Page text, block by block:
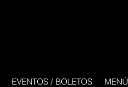
EVENTOS / BOLETOS MENÚ